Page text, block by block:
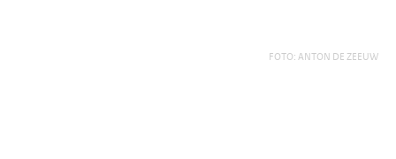
FOTO: ANTON DE ZEEUW